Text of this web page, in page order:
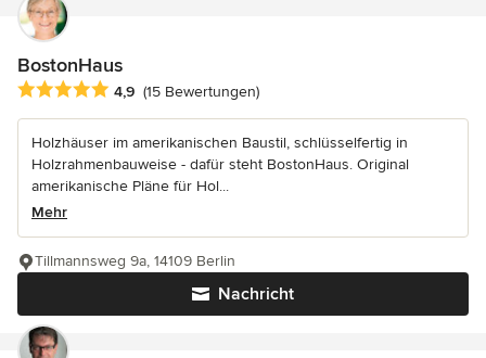
BostonHaus
Durchschnittliche Bewertung: 4.9 von 5 Sternen
4,9 (15 Bewertungen)
Holzhäuser im amerikanischen Baustil, schlüsselfertig in
Holzrahmenbauweise - dafür steht BostonHaus. Original
amerikanische Pläne für Hol...
Mehr
Nachricht
Tillmannsweg 9a, 14109 Berlin